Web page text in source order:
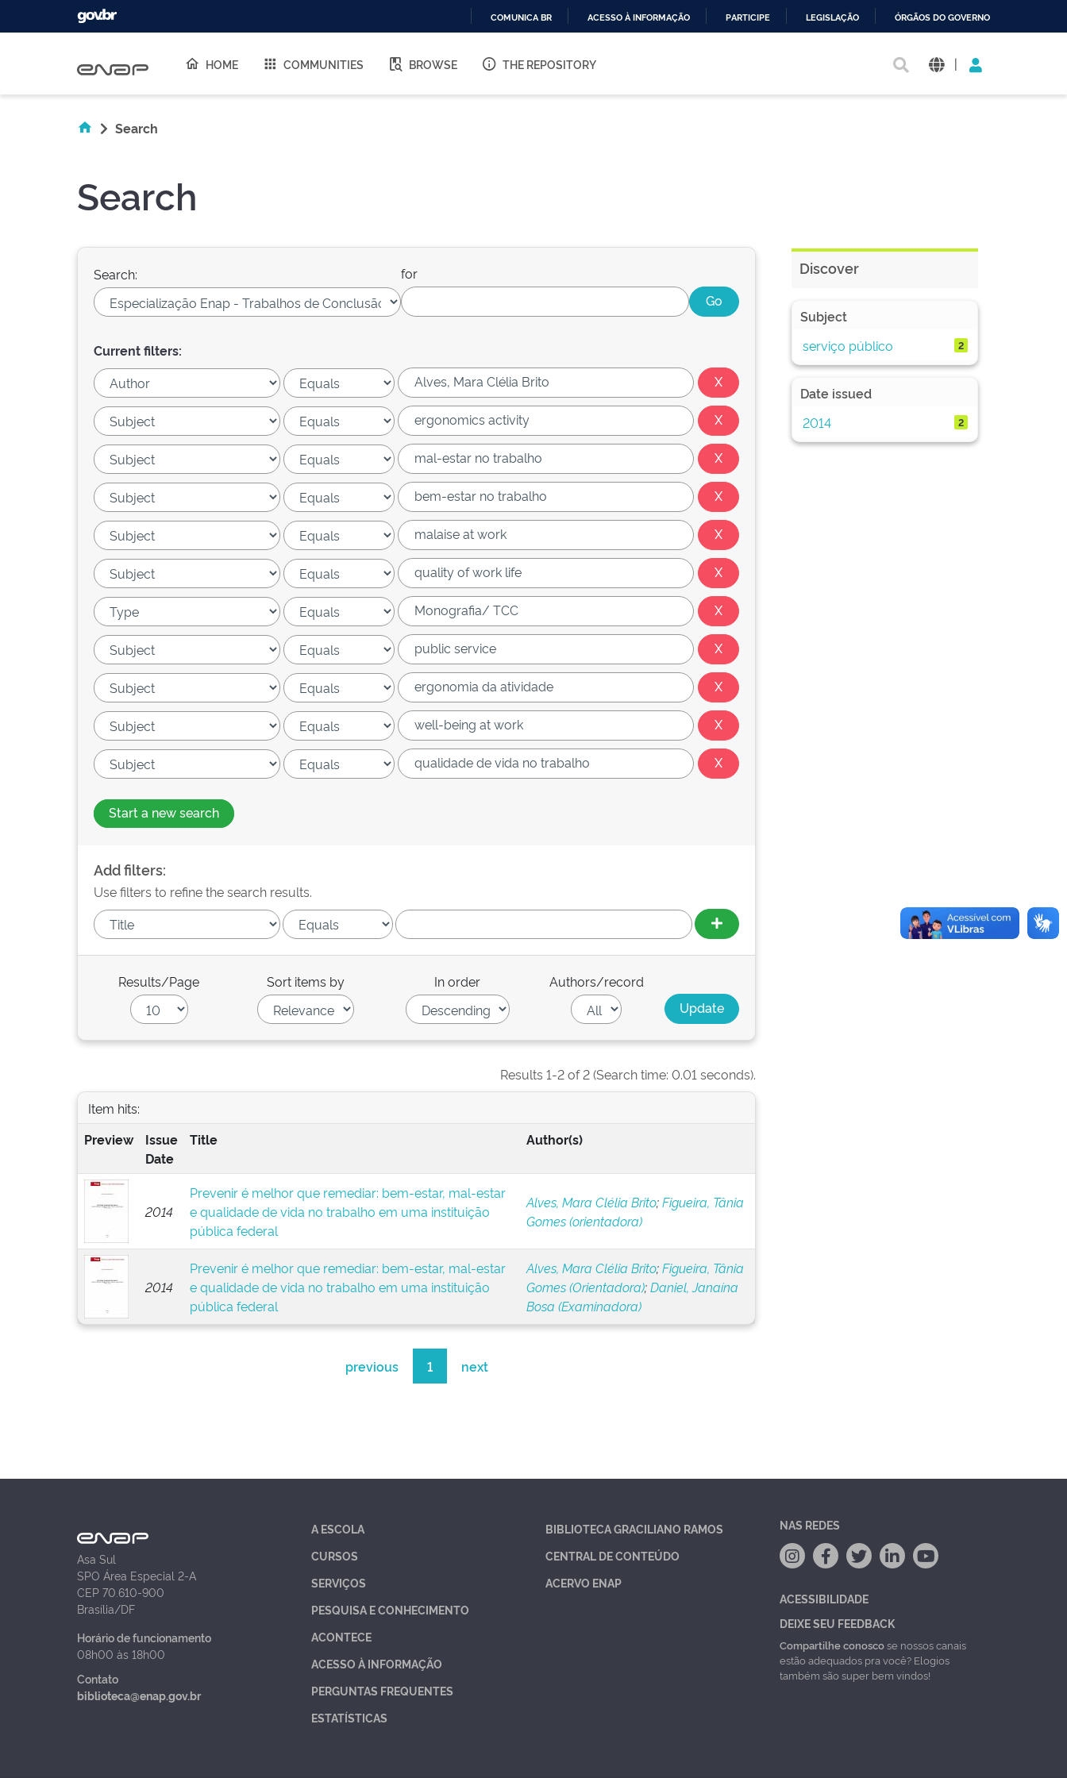
O
COMUNICA BR ACESSO À INFORMAÇÃO PARTICIPE LEGISLAÇÃO ÓRGÃOS DO GOVERNO
HOME COMMUNITIES BROWSE THE REPOSITORY |
Search
Search
Search: for
Current filters:
Start a new search
Add filters:
Use filters to refine the search results.
Results/Page Sort items by In order Authors/record
Results 1-2 of 2 (Search time: 0.01 seconds).
Item hits:
Preview
Issue
Date
Title Author(s)
2014
Prevenir é melhor que remediar: bem-estar, mal-estar
e qualidade de vida no trabalho em uma instituição
pública federal
Alves, Mara Clélia Brito;Figueira, Tânia
Gomes (orientadora)
2014
Prevenir é melhor que remediar: bem-estar, mal-estar
e qualidade de vida no trabalho em uma instituição
pública federal
Alves, Mara Clélia Brito;Figueira, Tânia
Gomes (Orientadora);Daniel, Janaína
Bosa (Examinadora)
previous 1 next
Discover
Subject
serviço público
2
Date issued
2014
2
Asa Sul
SPO Área Especial 2-A
CEP 70.610-900
Brasília/DF
Horário de funcionamento
08h00 às 18h00
Contato
biblioteca@enap.gov.br
A ESCOLA
CURSOS
SERVIÇOS
PESQUISA E CONHECIMENTO
ACONTECE
ACESSO À INFORMAÇÃO
PERGUNTAS FREQUENTES
ESTATÍSTICAS
BIBLIOTECA GRACILIANO RAMOS
CENTRAL DE CONTEÚDO
ACERVO ENAP
NAS REDES
ACESSIBILIDADE
DEIXE SEU FEEDBACK
Compartilhe conoscose nossos canais
estão adequados pra você? Elogios
também são super bem vindos!